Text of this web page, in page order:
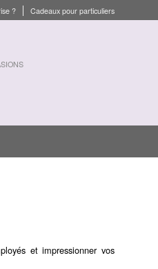
Cadeaux pour particuliers
?
et impressionner vos